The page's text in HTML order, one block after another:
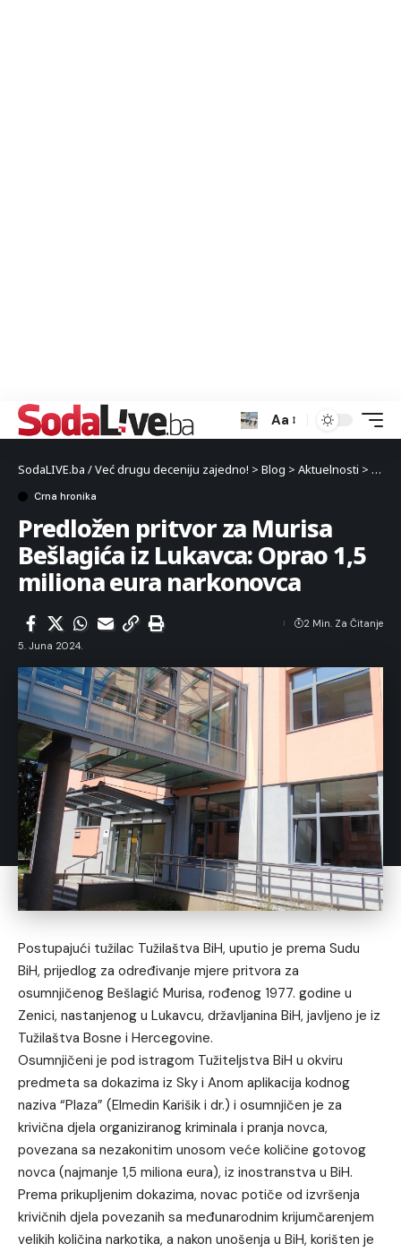
Aa
SodaLIVE.ba / Već drugu deceniju zajedno! > Blog > Aktuelnosti > Crna
Crna hronika
Predložen pritvor za Murisa
Bešlagića iz Lukavca: Oprao 1,5
miliona eura narkonovca
5. Juna 2024.
2 Min. Za Čitanje
Postupajući tužilac Tužilaštva BiH, uputio je prema Sudu
BiH, prijedlog za određivanje mjere pritvora za
osumnjičenog Bešlagić Murisa, rođenog 1977. godine u
Zenici, nastanjenog u Lukavcu, državljanina BiH, javljeno je iz
Tužilaštva Bosne i Hercegovine.
Osumnjičeni je pod istragom Tužiteljstva BiH u okviru
predmeta sa dokazima iz Sky i Anom aplikacija kodnog
naziva “Plaza” (Elmedin Karišik i dr.) i osumnjičen je za
krivična djela organiziranog kriminala i pranja novca,
povezana sa nezakonitim unosom veće količine gotovog
novca (najmanje 1,5 miliona eura), iz inostranstva u BiH.
Prema prikupljenim dokazima, novac potiče od izvršenja
krivičnih djela povezanih sa međunarodnim krijumčarenjem
velikih količina narkotika, a nakon unošenja u BiH, korišten je